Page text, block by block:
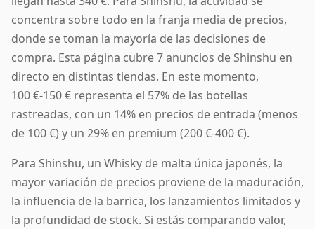
concentra sobre todo en la franja media de precios,
donde se toman la mayoría de las decisiones de
compra. Esta página cubre 7 anuncios de Shinshu en
directo en distintas tiendas. En este momento,
100 €-150 € representa el 57% de las botellas
rastreadas, con un 14% en precios de entrada (menos
de 100 €) y un 29% en premium (200 €-400 €).
Para Shinshu, un Whisky de malta única japonés, la
mayor variación de precios proviene de la maduración,
la influencia de la barrica, los lanzamientos limitados y
la profundidad de stock. Si estás comparando valor,